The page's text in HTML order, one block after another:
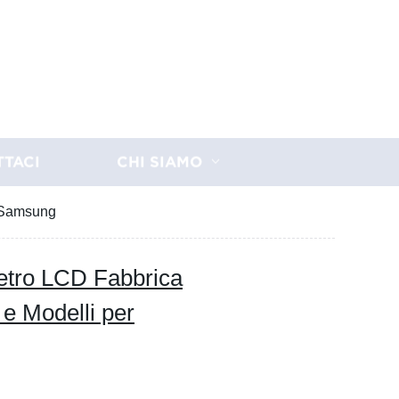
CHI SIAMO
LCD Fabbrica
Modelli per